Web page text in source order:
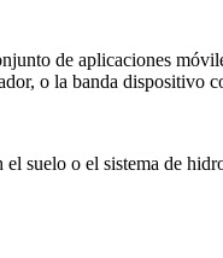
de aplicaciones
o la banda dispositivo
suelo o el sistema de